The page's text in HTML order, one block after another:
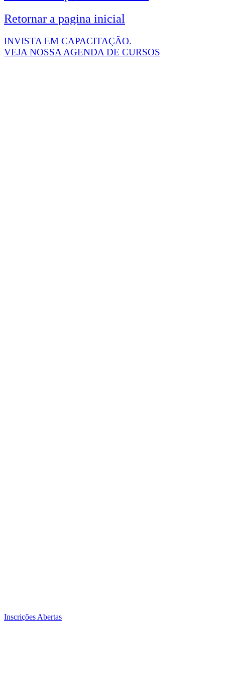
Retornar a pagina inicial
INVISTA EM CAPACITAÇÃO.
VEJA NOSSA AGENDA DE CURSOS
Inscrições Abertas